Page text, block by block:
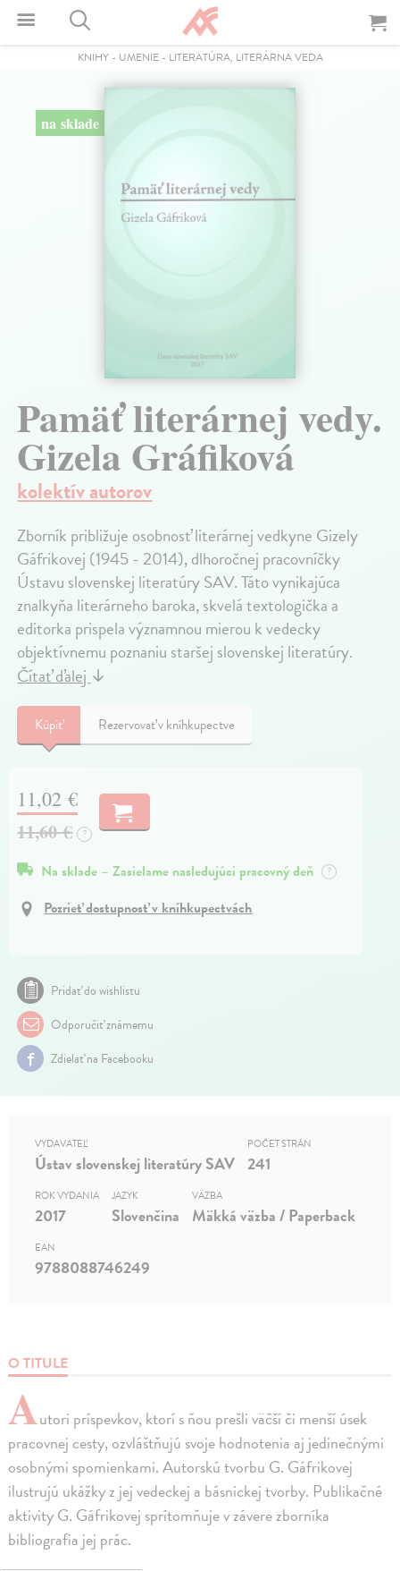
KNIHY- UMENIE- LITERATÚRA, LITERÁRNA VEDA
na sklade
Pamäť literárnej vedy.
Gizela Gráfiková
kolektív autorov
Zborník približuje osobnosť literárnej vedkyne Gizely
Gáfrikovej (1945 - 2014), dlhoročnej pracovníčky
Ústavu slovenskej literatúry SAV. Táto vynikajúca
znalkyňa literárneho baroka, skvelá textologička a
editorka prispela významnou mierou k vedecky
objektívnemu poznaniu staršej slovenskej literatúry.
Čítať ďalej↓
Kúpiť Rezervovať v kníhkupectve
11,02 €
11,60 € ?
Na sklade – Zasielame nasledujúci pracovný deň ?
Pozrieť dostupnosť v kníhkupectvách
Pridať do wishlistu
Odporučiť známemu
Zdielať na Facebooku
O TITULE
Autori príspevkov, ktorí s ňou prešli väčší či menší úsek
pracovnej cesty, ozvláštňujú svoje hodnotenia aj jedinečnými
osobnými spomienkami. Autorskú tvorbu G. Gáfrikovej
ilustrujú ukážky z jej vedeckej a básnickej tvorby. Publikačné
aktivity G. Gáfrikovej sprítomňuje v závere zborníka
bibliografia jej prác.
VYDAVATEĽ
Ústav slovenskej literatúry SAV
POČET STRÁN
241
ROK VYDANIA
2017
JAZYK
Slovenčina
VÄZBA
Mäkká väzba / Paperback
EAN
9788088746249